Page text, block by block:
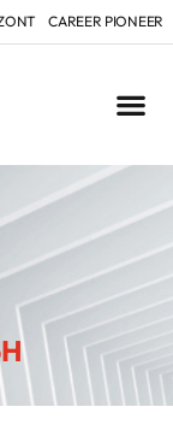
CAREER PIONEER